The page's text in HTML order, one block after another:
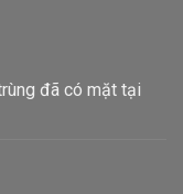
đã có mặt tại